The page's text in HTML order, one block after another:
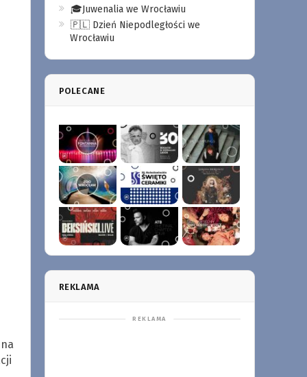
🎓Juwenalia we Wrocławiu
🇵🇱 Dzień Niepodległości we
Wrocławiu
POLECANE
REKLAMA